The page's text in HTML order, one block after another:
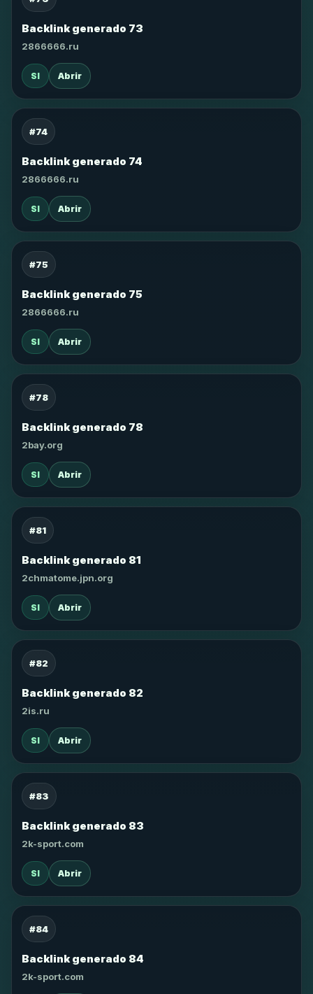
Backlink generado 73
2866666.ru
SI Abrir
#74
Backlink generado 74
2866666.ru
SI Abrir
#75
Backlink generado 75
2866666.ru
SI Abrir
#78
Backlink generado 78
2bay.org
SI Abrir
#81
Backlink generado 81
2chmatome.jpn.org
SI Abrir
#82
Backlink generado 82
2is.ru
SI Abrir
#83
Backlink generado 83
2k-sport.com
SI Abrir
#84
Backlink generado 84
2k-sport.com